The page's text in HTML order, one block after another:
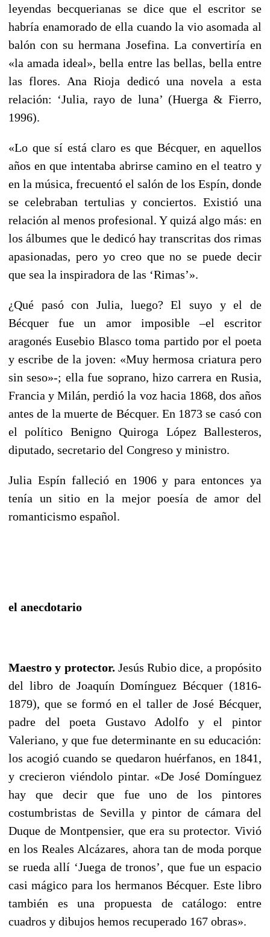
leyendas becquerianas se dice que el escritor se
habría enamorado de ella cuando la vio asomada al
balón con su hermana Josefina. La convertiría en
«la amada ideal», bella entre las bellas, bella entre
las flores. Ana Rioja dedicó una novela a esta
relación: ‘Julia, rayo de luna’ (Huerga & Fierro,
1996).
«Lo que sí está claro es que Bécquer, en aquellos
años en que intentaba abrirse camino en el teatro y
en la música, frecuentó el salón de los Espín, donde
se celebraban tertulias y conciertos. Existió una
relación al menos profesional. Y quizá algo más: en
los álbumes que le dedicó hay transcritas dos rimas
apasionadas, pero yo creo que no se puede decir
que sea la inspiradora de las ‘Rimas’».
¿Qué pasó con Julia, luego? El suyo y el de
Bécquer fue un amor imposible –el escritor
aragonés Eusebio Blasco toma partido por el poeta
y escribe de la joven: «Muy hermosa criatura pero
sin seso»-; ella fue soprano, hizo carrera en Rusia,
Francia y Milán, perdió la voz hacia 1868, dos años
antes de la muerte de Bécquer. En 1873 se casó con
el político Benigno Quiroga López Ballesteros,
diputado, secretario del Congreso y ministro.
Julia Espín falleció en 1906 y para entonces ya
tenía un sitio en la mejor poesía de amor del
romanticismo español.
el anecdotario
Maestro y protector. Jesús Rubio dice, a propósito
del libro de Joaquín Domínguez Bécquer (1816-
1879), que se formó en el taller de José Bécquer,
padre del poeta Gustavo Adolfo y el pintor
Valeriano, y que fue determinante en su educación:
los acogió cuando se quedaron huérfanos, en 1841,
y crecieron viéndolo pintar. «De José Domínguez
hay que decir que fue uno de los pintores
costumbristas de Sevilla y pintor de cámara del
Duque de Montpensier, que era su protector. Vivió
en los Reales Alcázares, ahora tan de moda porque
se rueda allí ‘Juega de tronos’, que fue un espacio
casi mágico para los hermanos Bécquer. Este libro
también es una propuesta de catálogo: entre
cuadros y dibujos hemos recuperado 167 obras».